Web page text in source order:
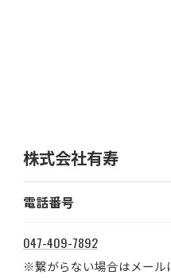
株式会社有寿
電話番号
047-409-7892
※繋がらない場合はメール